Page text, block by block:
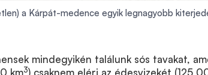
a Kárpát-medence egyik legnagyobb
mindegyikén találunk sós tavakat,
km3) csaknem eléri az édesvizekét (125